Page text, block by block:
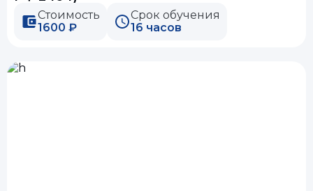
Стоимость
1600 ₽
Срок обучения
16 часов